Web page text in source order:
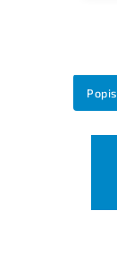
Popis